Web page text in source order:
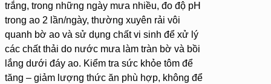
trắng, trong những ngày mưa nhiều, đo độ pH
trong ao 2 lần/ngày, thường xuyên rải vôi
quanh bờ ao và sử dụng chất vi sinh để xử lý
các chất thải do nước mưa làm tràn bờ và bồi
lắng dưới đáy ao. Kiểm tra sức khỏe tôm để
tăng – giảm lượng thức ăn phù hợp, không để